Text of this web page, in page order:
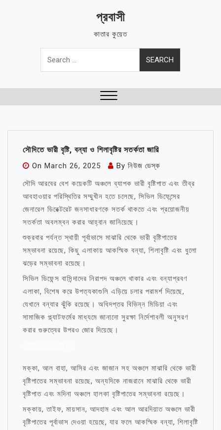
প্রবাসী
কাতার কুয়েত
Search
for:
সৌদিতে ভারী বৃষ্টি, বন্যা ও শিলাবৃষ্টির সতর্কতা জারি
On March 26, 2025 By নিউজ ডেস্ক
সৌদি আরবের বেশ কয়েকটি অঞ্চলে ব্যাপক ভারী বৃষ্টিপাত এবং তীব্র
আবহাওয়ার পরিস্থিতির সম্মুখীন হতে চলেছে, সিভিল ডিফেন্সের
জেনারেল ডিরেক্টরেট জনসাধারণকে সতর্ক থাকতে এবং প্রয়োজনীয়
সতর্কতা অবলম্বন করার আহ্বান জানিয়েছে।
শুক্রবার পর্যন্ত স্থায়ী পূর্বাভাসে মাঝারি থেকে ভারী বৃষ্টিপাতের
সম্ভাবনা রয়েছে, কিছু এলাকায় আকস্মিক বন্যা, শিলাবৃষ্টি এবং ধুলো
ঝড়ের সম্ভাবনা রয়েছে।
সিভিল ডিফেন্স বাসিন্দাদের নিরাপদ অঞ্চলে থাকার এবং বন্যাপ্রবণ
এলাকা, বিশেষ করে উপত্যকাগুলি এড়িয়ে চলার পরামর্শ দিয়েছে,
যেখানে বন্যার ঝুঁকি রয়েছে। অধিদপ্তর বিভিন্ন মিডিয়া এবং
সামাজিক প্ল্যাটফর্মের মাধ্যমে জানানো সুরক্ষা নির্দেশাবলী অনুসরণ
করার গুরুত্বের উপরও জোর দিয়েছে।
মক্কা, আল বাহা, আসির এবং জাজান সহ অঞ্চলে মাঝারি থেকে ভারী
বৃষ্টিপাতের সম্ভাবনা রয়েছে, অন্যদিকে নাজরানে মাঝারি থেকে ভারী
বৃষ্টিপাত এবং মদিনা অঞ্চলে হালকা বৃষ্টিপাতের সম্ভাবনা রয়েছে।
মক্কায়, তাইফ, মায়সান, আদহাম এবং আল আরদিয়াত অঞ্চলে ভারী
বৃষ্টিপাতের পূর্বাভাস দেওয়া হয়েছে, যার ফলে আকস্মিক বন্যা, শিলাবৃষ্টি